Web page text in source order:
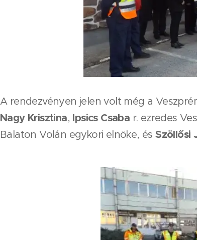
A rendezvényen jelen volt még a
Nagy Krisztina, Ipsics Csaba r. ezredes
Balaton Volán egykori elnöke, ésSzöllősi